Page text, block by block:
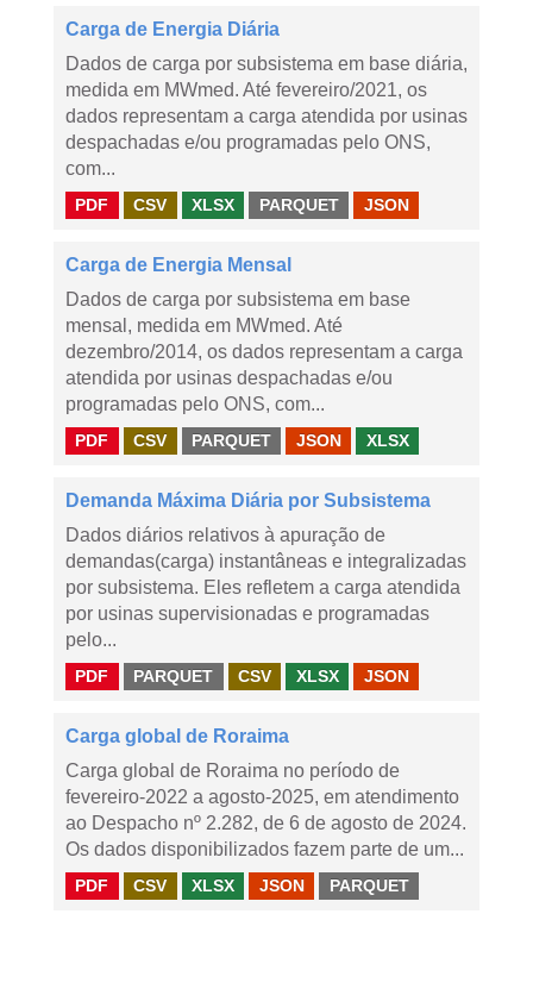
Carga de Energia Diária
Dados de carga por subsistema em base diária,
medida em MWmed. Até fevereiro/2021, os
dados representam a carga atendida por usinas
despachadas e/ou programadas pelo ONS,
com...
PDF CSV XLSX PARQUET JSON
Carga de Energia Mensal
Dados de carga por subsistema em base
mensal, medida em MWmed. Até
dezembro/2014, os dados representam a carga
atendida por usinas despachadas e/ou
programadas pelo ONS, com...
PDF CSV PARQUET JSON XLSX
Demanda Máxima Diária por Subsistema
Dados diários relativos à apuração de
demandas(carga) instantâneas e integralizadas
por subsistema. Eles refletem a carga atendida
por usinas supervisionadas e programadas
pelo...
PDF PARQUET CSV XLSX JSON
Carga global de Roraima
Carga global de Roraima no período de
fevereiro-2022 a agosto-2025, em atendimento
ao Despacho nº 2.282, de 6 de agosto de 2024.
Os dados disponibilizados fazem parte de um...
PDF CSV XLSX JSON PARQUET